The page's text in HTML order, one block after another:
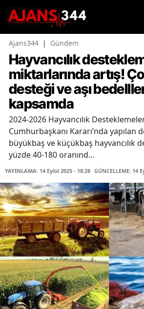
Ajans344 | Gündem
Hayvancılık
miktarlarında artış!
desteği ve aşı
kapsamda
2024-2026 Hayvancılık
Cumhurbaşkanı Kararı’nda yapılan
büyükbaş ve küçükbaş hayvancılık
yüzde 40-180 oranınd...
YAYINLAMA: 14 Eylül 2025 - 18:28 GÜNCELLEME: 14